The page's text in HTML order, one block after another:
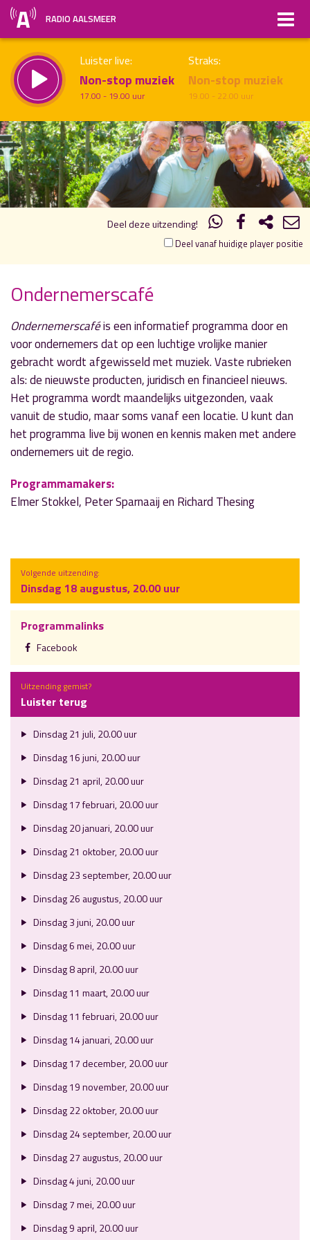
RADIO AALSMEER
Luister live:
Non-stop muziek
17.00 - 19.00 uur
Straks:
Non-stop muziek
19.00 - 22.00 uur
20.00 21.00
Vorig uur uur 1 van 2 Volgend uur
Inklappen
Deel deze uitzending!
Deel vanaf huidige player positie
Ondernemerscafé
Ondernemerscaféis een informatief programma door en
voor ondernemers dat op een luchtige vrolijke manier
gebracht wordt afgewisseld met muziek. Vaste rubrieken
als: de nieuwste producten, juridisch en financieel nieuws.
Het programma wordt maandelijks uitgezonden, vaak
vanuit de studio, maar soms vanaf een locatie. U kunt dan
het programma live bij wonen en kennis maken met andere
ondernemers uit de regio.
Programmamakers:
Elmer Stokkel, Peter Sparnaaij en Richard Thesing
Volgende uitzending:
Dinsdag 18 augustus, 20.00 uur
Programmalinks
Facebook
Uitzending gemist?
Luister terug
Dinsdag 21 juli, 20.00 uur
Dinsdag 16 juni, 20.00 uur
Dinsdag 21 april, 20.00 uur
Dinsdag 17 februari, 20.00 uur
Dinsdag 20 januari, 20.00 uur
Dinsdag 21 oktober, 20.00 uur
Dinsdag 23 september, 20.00 uur
Dinsdag 26 augustus, 20.00 uur
Dinsdag 3 juni, 20.00 uur
Dinsdag 6 mei, 20.00 uur
Dinsdag 8 april, 20.00 uur
Dinsdag 11 maart, 20.00 uur
Dinsdag 11 februari, 20.00 uur
Dinsdag 14 januari, 20.00 uur
Dinsdag 17 december, 20.00 uur
Dinsdag 19 november, 20.00 uur
Dinsdag 22 oktober, 20.00 uur
Dinsdag 24 september, 20.00 uur
Dinsdag 27 augustus, 20.00 uur
Dinsdag 4 juni, 20.00 uur
Dinsdag 7 mei, 20.00 uur
Dinsdag 9 april, 20.00 uur